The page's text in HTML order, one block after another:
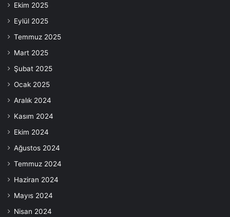
Ekim 2025
Eylül 2025
Temmuz 2025
Mart 2025
Şubat 2025
Ocak 2025
Aralık 2024
Kasım 2024
Ekim 2024
Ağustos 2024
Temmuz 2024
Haziran 2024
Mayıs 2024
Nisan 2024